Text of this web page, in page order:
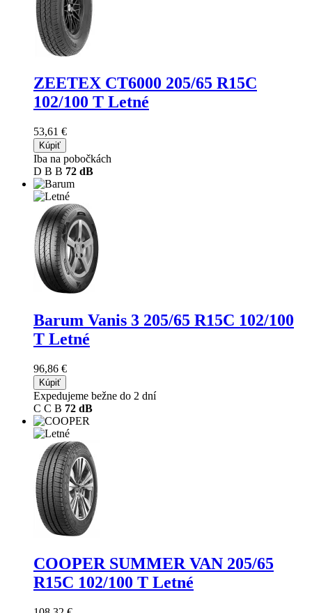
ZEETEX CT6000 205/65 R15C
102/100 T Letné
53,61 €
Kúpiť
Iba na pobočkách
D B B 72 dB
Barum Vanis 3 205/65 R15C 102/100
T Letné
96,86 €
Kúpiť
Expedujeme bežne do 2 dní
C C B 72 dB
COOPER SUMMER VAN 205/65
R15C 102/100 T Letné